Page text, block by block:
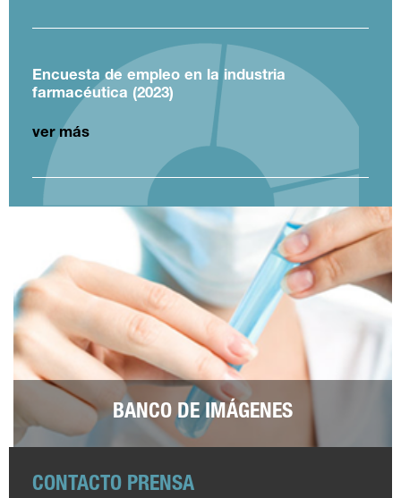
Encuesta de empleo en la industria
farmacéutica (2023)
ver más
BANCO DE IMÁGENES
CONTACTO PRENSA